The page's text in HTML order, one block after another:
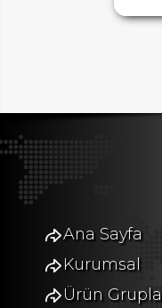
Ana Sayfa
Kurumsal
Ürün